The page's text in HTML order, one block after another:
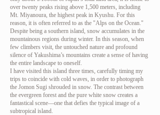
over twenty peaks rising above 1,500 meters, including
Mt. Miyanoura, the highest peak in Kyushu. For this
reason, it is often referred to as the "Alps on the Ocean."
Despite being a southern island, snow accumulates in the
mountainous regions during winter. In this season, when
few climbers visit, the untouched nature and profound
silence of Yakushima’s mountains create a sense of having
the entire landscape to oneself.
I have visited this island three times, carefully timing my
trips to coincide with cold waves, in order to photograph
the Jomon Sugi shrouded in snow. The contrast between
the evergreen forest and the pure white snow creates a
fantastical scene—one that defies the typical image of a
subtropical island.